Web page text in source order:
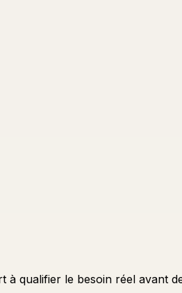
qualifier le besoin réel avant